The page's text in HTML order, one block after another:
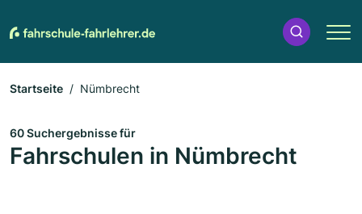
Startseite Nümbrecht
60 Suchergebnisse für
Fahrschulen in Nümbrecht